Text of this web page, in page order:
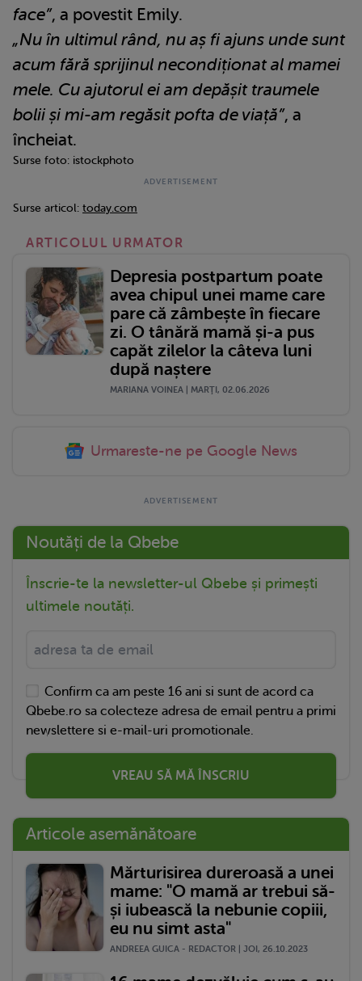
face”, a povestit Emily.
„Nu în ultimul rând, nu aș fi ajuns unde sunt
acum fără sprijinul necondiționat al mamei
mele. Cu ajutorul ei am depășit traumele
bolii și mi-am regăsit pofta de viață”, a
încheiat.
Surse foto: istockphoto
Surse articol: today.com
ARTICOLUL URMATOR
Depresia postpartum poate
avea chipul unei mame care
pare că zâmbește în fiecare
zi. O tânără mamă și-a pus
capăt zilelor la câteva luni
după naștere
MARIANA VOINEA | MARŢI, 02.06.2026
Urmareste-ne pe Google News
Noutăți de la Qbebe
Înscrie-te la newsletter-ul Qbebe și primești
ultimele noutăți.
Confirm ca am peste 16 ani si sunt de acord ca
Qbebe.ro sa colecteze adresa de email pentru a primi
newslettere si e-mail-uri promotionale.
VREAU SĂ MĂ ÎNSCRIU
Articole asemănătoare
Mărturisirea dureroasă a unei
mame: "O mamă ar trebui să-
și iubească la nebunie copiii,
eu nu simt asta"
ANDREEA GUICA - REDACTOR | JOI, 26.10.2023